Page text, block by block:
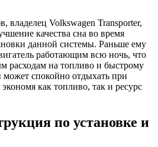
владелец Volkswagen Transporter,
качества сна во время
данной системы. Раньше ему
работающим всю ночь, что
расходам на топливо и быстрому
может спокойно отдыхать при
как топливо, так и ресурс
по установке и